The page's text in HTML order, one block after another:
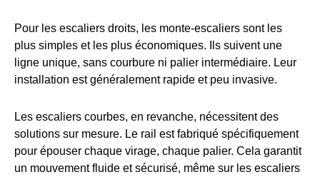
Pour les escaliers droits, les monte-escaliers sont les
plus simples et les plus économiques. Ils suivent une
ligne unique, sans courbure ni palier intermédiaire. Leur
installation est généralement rapide et peu invasive.
Les escaliers courbes, en revanche, nécessitent des
solutions sur mesure. Le rail est fabriqué spécifiquement
pour épouser chaque virage, chaque palier. Cela garantit
un mouvement fluide et sécurisé, même sur les escaliers